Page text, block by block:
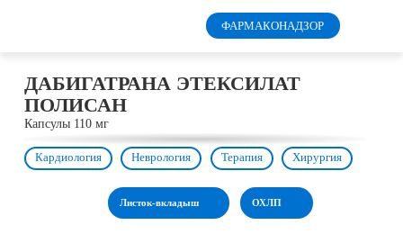
ФАРМАКОНАДЗОР
ДАБИГАТРАНА ЭТЕКСИЛАТ
ПОЛИСАН
Капсулы 110 мг
Кардиология Неврология Терапия Хирургия
Листок-вкладыш ОХЛП